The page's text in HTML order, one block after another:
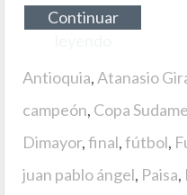
Continuar
Antioquia,Atanasio
campeón, Copa
Dimayor,final,fútbol,
juan pablo ángel, Paisa,